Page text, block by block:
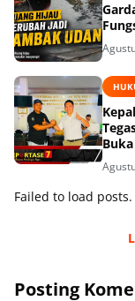
Failed to load posts.
Posting